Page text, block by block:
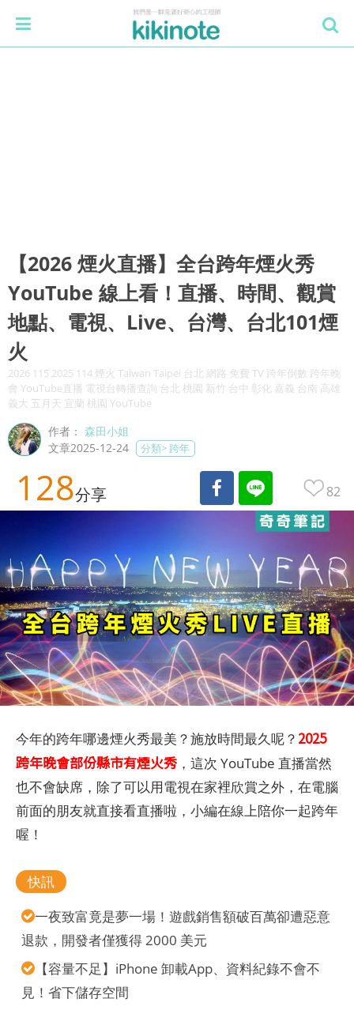
【2026 煙火直播】全台跨年煙火秀
YouTube 線上看！直播、時間、觀賞
地點、電視、Live、台灣、台北101煙
火
2026 115 2025 114 煙火 Taiwan Taipei 台北 網路 免費 TV 跨年倒數 跨年晚
會 YouTube直播 電視台轉播查詢 台北 桃園 新竹 台中 彰化 嘉義 台南 高雄
義大 五月天 宜蘭 桃園 YouTube
作者：森田小姐
文章2025-12-24
分類> 跨年
128分享 82
今年的跨年哪邊煙火秀最美？施放時間最久呢？ 2025
跨年晚會部份縣市有煙火秀 ，這次 YouTube 直播當然
也不會缺席，除了可以用電視在家裡欣賞之外，在電腦
前面的朋友就直接看直播啦，小編在線上陪你一起跨年
喔！
快訊
一夜致富竟是夢一場！遊戲銷售額破百萬卻遭惡意
退款，開發者僅獲得 2000 美元
【容量不足】iPhone 卸載App、資料紀錄不會不
見！省下儲存空間